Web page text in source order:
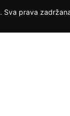
Sva prava